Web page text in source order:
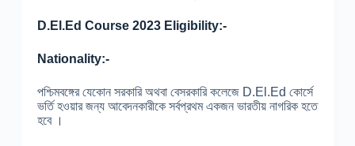
D.El.Ed Course 2023 Eligibility:-
Nationality:-
পশ্চিমবঙ্গের যেকোন সরকারি অথবা বেসরকারি কলেজে D.El.Ed কোর্সে
ভর্তি হওয়ার জন্য আবেদনকারীকে সর্বপ্রথম একজন ভারতীয় নাগরিক হতে
হবে ।